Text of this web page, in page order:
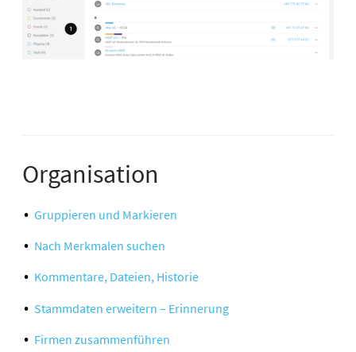
Organisation
Gruppieren und Markieren
Nach Merkmalen suchen
Kommentare, Dateien, Historie
Stammdaten erweitern – Erinnerung
Firmen zusammenführen